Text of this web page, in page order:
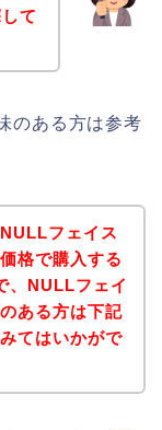
て
のある方は参考
フェイス
格で購入する
、NULLフェイ
ある方は下記
てはいかがで